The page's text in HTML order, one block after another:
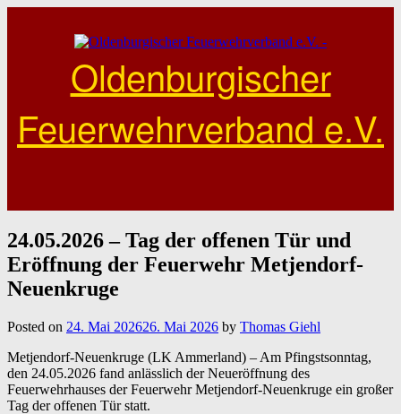
Oldenburgischer
Feuerwehrverband e.V.
24.05.2026 – Tag der offenen Tür und
Eröffnung der Feuerwehr Metjendorf-
Neuenkruge
Posted on 24. Mai 202626. Mai 2026 by Thomas Giehl
Metjendorf-Neuenkruge (LK Ammerland) – Am Pfingstsonntag,
den 24.05.2026 fand anlässlich der Neueröffnung des
Feuerwehrhauses der Feuerwehr Metjendorf-Neuenkruge ein großer
Tag der offenen Tür statt.